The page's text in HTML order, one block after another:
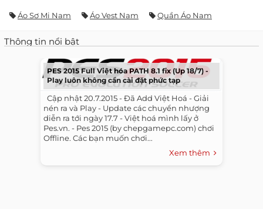
Áo Sơ Mi Nam Áo Vest Nam Quần Áo Nam
Thông tin nổi bật
PES 2015 Full Việt hóa PATH 8.1 fix (Up 18/7) -
Play luôn không cần cài đặt phức tạp
​ ​ Cập nhật 20.7.2015 - Đã Add Việt Hoá - Giải
nén ra và Play - Update các chuyển nhượng
diễn ra tới ngày 17.7 - Việt hoá mình lấy ở
Pes.vn. - Pes 2015 (by chepgamepc.com) chơi
Offline. Các bạn muốn chơi...
Xem thêm